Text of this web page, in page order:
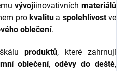
vývojiinovativních materiálů
pro kvalitua spolehlivostve
oblečení.
produktů, které zahrnují
oblečení,oděvy do deště,